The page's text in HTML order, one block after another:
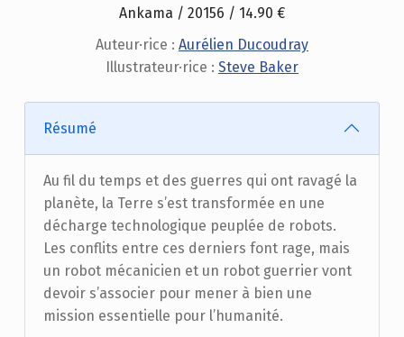
Ankama / 20156 / 14.90 €
Auteur·rice : Aurélien Ducoudray
Illustrateur·rice : Steve Baker
Résumé
Au fil du temps et des guerres qui ont ravagé la
planète, la Terre s’est transformée en une
décharge technologique peuplée de robots.
Les conflits entre ces derniers font rage, mais
un robot mécanicien et un robot guerrier vont
devoir s’associer pour mener à bien une
mission essentielle pour l’humanité.